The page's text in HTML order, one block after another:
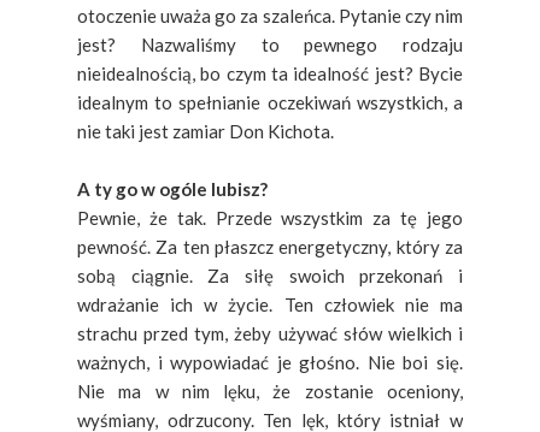
otoczenie uważa go za szaleńca. Pytanie czy nim
jest? Nazwaliśmy to pewnego rodzaju
nieidealnością, bo czym ta idealność jest? Bycie
idealnym to spełnianie oczekiwań wszystkich, a
nie taki jest zamiar Don Kichota.
A ty go w ogóle lubisz?
Pewnie, że tak. Przede wszystkim za tę jego
pewność. Za ten płaszcz energetyczny, który za
sobą ciągnie. Za siłę swoich przekonań i
wdrażanie ich w życie. Ten człowiek nie ma
strachu przed tym, żeby używać słów wielkich i
ważnych, i wypowiadać je głośno. Nie boi się.
Nie ma w nim lęku, że zostanie oceniony,
wyśmiany, odrzucony. Ten lęk, który istniał w